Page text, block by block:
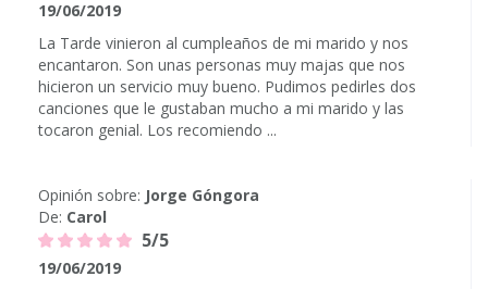
19/06/2019
La Tarde vinieron al cumpleaños de mi marido y nos
encantaron. Son unas personas muy majas que nos
hicieron un servicio muy bueno. Pudimos pedirles dos
canciones que le gustaban mucho a mi marido y las
tocaron genial. Los recomiendo ...
Opinión sobre: Jorge Góngora
De: Carol
5/5
19/06/2019